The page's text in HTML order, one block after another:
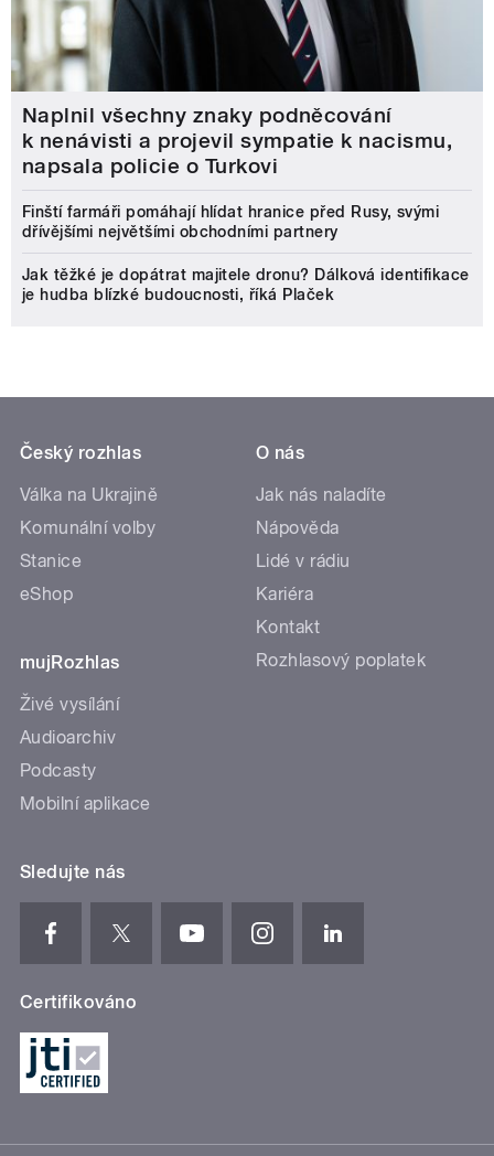
Naplnil všechny znaky podněcování
k nenávisti a projevil sympatie k nacismu,
napsala policie o Turkovi
Finští farmáři pomáhají hlídat hranice před Rusy, svými
dřívějšími největšími obchodními partnery
Jak těžké je dopátrat majitele dronu? Dálková identifikace
je hudba blízké budoucnosti, říká Plaček
Český rozhlas
Válka na Ukrajině
Komunální volby
Stanice
eShop
mujRozhlas
Živé vysílání
Audioarchiv
Podcasty
Mobilní aplikace
O nás
Jak nás naladíte
Nápověda
Lidé v rádiu
Kariéra
Kontakt
Rozhlasový poplatek
Sledujte nás
Certifikováno